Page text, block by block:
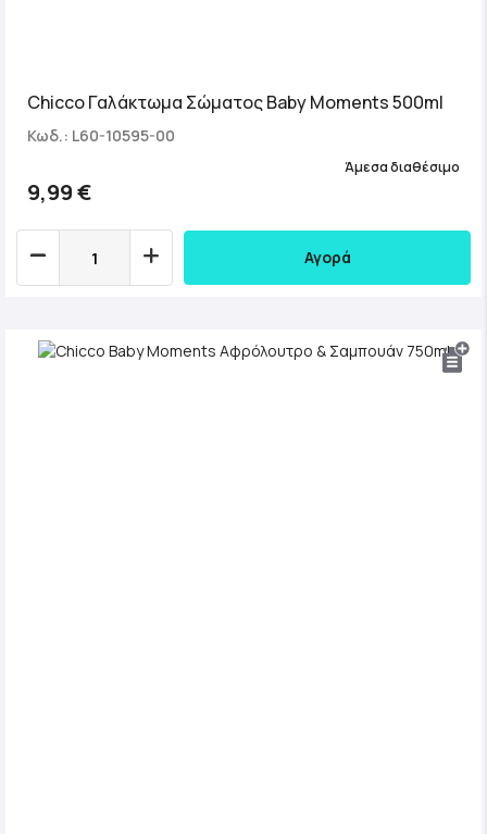
Chicco Γαλάκτωμα Σώματος Baby Moments 500ml
Κωδ.: L60-10595-00
9,99 €
Άμεσα διαθέσιμο
Αγορά